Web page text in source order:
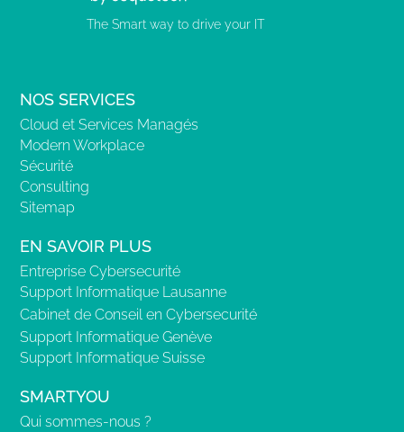
The Smart way to drive your IT
NOS SERVICES
Cloud et Services Managés
Modern Workplace
Sécurité
Consulting
Sitemap
EN SAVOIR PLUS
Entreprise Cybersecurité
Support Informatique Lausanne
Cabinet de Conseil en Cybersecurité
Support Informatique Genève
Support Informatique Suisse
SMARTYOU
Qui sommes-nous ?